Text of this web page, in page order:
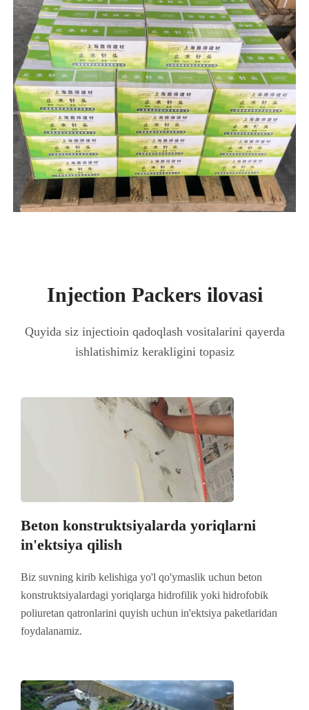
Injection Packers ilovasi
Quyida siz injectioin qadoqlash vositalarini qayerda
ishlatishimiz kerakligini topasiz
Beton konstruktsiyalarda yoriqlarni
in'ektsiya qilish
Biz suvning kirib kelishiga yo'l qo'ymaslik uchun beton
konstruktsiyalardagi yoriqlarga hidrofilik yoki hidrofobik
poliuretan qatronlarini quyish uchun in'ektsiya paketlaridan
foydalanamiz.